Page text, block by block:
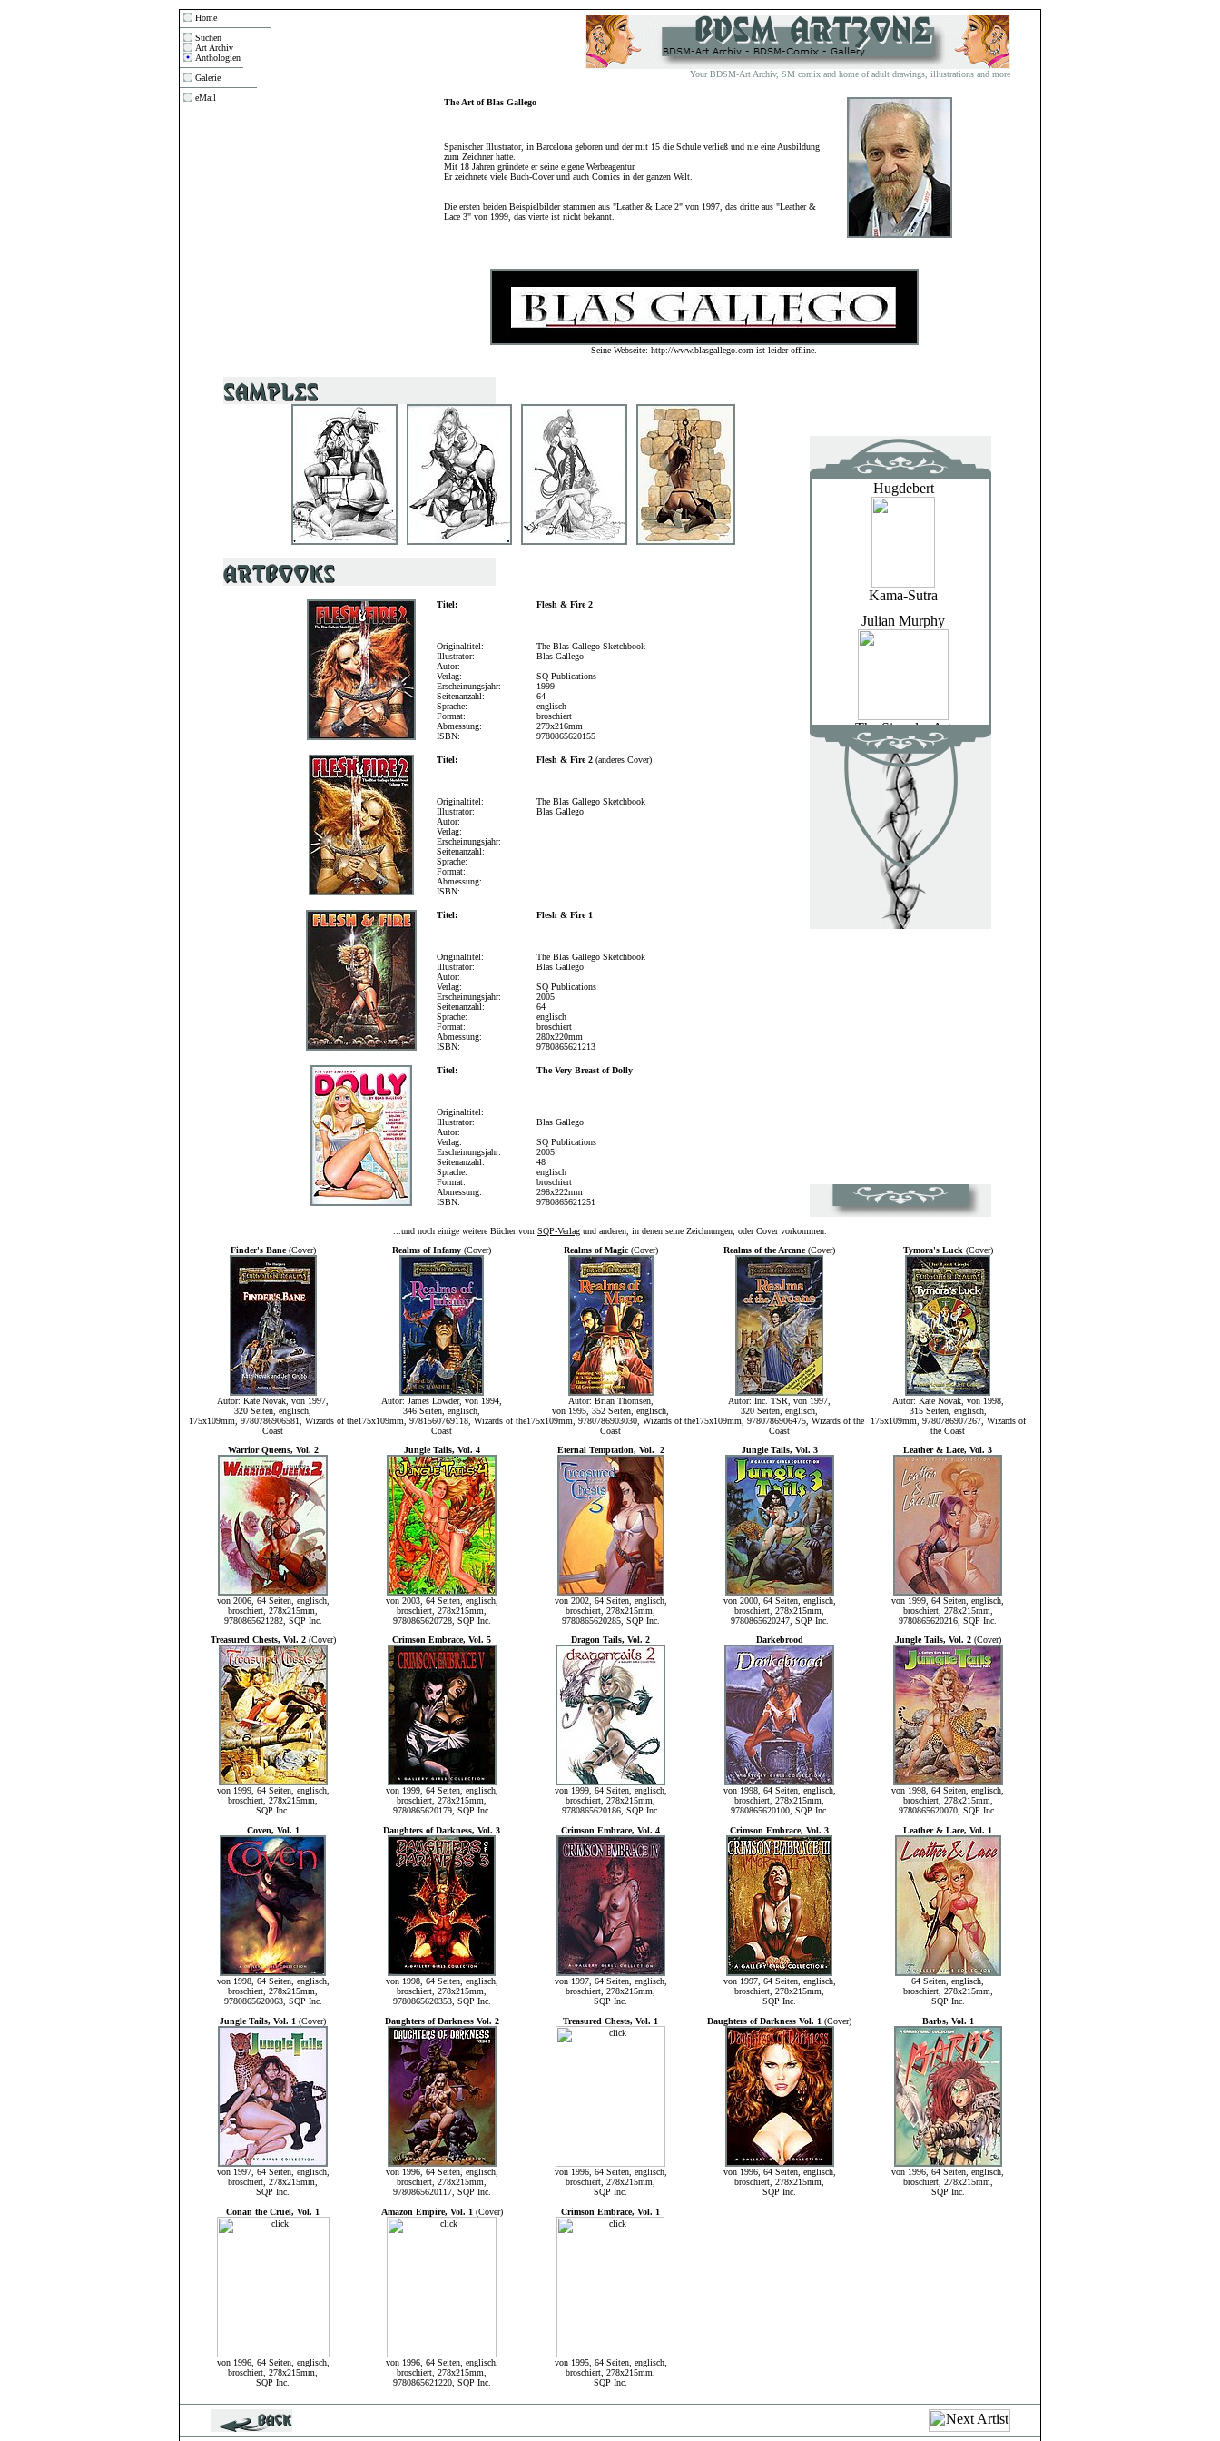
Home
Suchen
Art Archiv
Anthologien
Galerie
eMail
Your BDSM-Art Archiv, SM comix and home of adult drawings, illustrations and more
The Art of Blas Gallego
Spanischer Illustrator, in Barcelona geboren und der mit 15 die Schule verließ und nie eine Ausbildung
zum Zeichner hatte.
Mit 18 Jahren gründete er seine eigene Werbeagentur.
Er zeichnete viele Buch-Cover und auch Comics in der ganzen Welt.
Die ersten beiden Beispielbilder stammen aus "Leather & Lace 2" von 1997, das dritte aus "Leather &
Lace 3" von 1999, das vierte ist nicht bekannt.
Seine Webseite: http://www.blasgallego.com ist leider offline.
Titel: Flesh & Fire 2
Originaltitel:
Illustrator:
Autor:
Verlag:
Erscheinungsjahr:
Seitenanzahl:
Sprache:
Format:
Abmessung:
ISBN:
The Blas Gallego Sketchbook
Blas Gallego
SQ Publications
1999
64
englisch
broschiert
279x216mm
9780865620155
Titel: Flesh & Fire 2(anderes Cover)
Originaltitel:
Illustrator:
Autor:
Verlag:
Erscheinungsjahr:
Seitenanzahl:
Sprache:
Format:
Abmessung:
ISBN:
The Blas Gallego Sketchbook
Blas Gallego
Titel: Flesh & Fire 1
Originaltitel:
Illustrator:
Autor:
Verlag:
Erscheinungsjahr:
Seitenanzahl:
Sprache:
Format:
Abmessung:
ISBN:
The Blas Gallego Sketchbook
Blas Gallego
SQ Publications
2005
64
englisch
broschiert
280x220mm
9780865621213
Titel: The Very Breast of Dolly
Originaltitel:
Illustrator:
Autor:
Verlag:
Erscheinungsjahr:
Seitenanzahl:
Sprache:
Format:
Abmessung:
ISBN:
Blas Gallego
SQ Publications
2005
48
englisch
broschiert
298x222mm
9780865621251
...und noch einige weitere Bücher vom SQP-Verlag und anderen, in denen seine Zeichnungen, oder Cover vorkommen.
Finder's Bane(Cover) Realms of Infamy (Cover) Realms of Magic(Cover) Realms of the Arcane(Cover) Tymora's Luck (Cover)
Autor: Kate Novak, von 1997,
320 Seiten, englisch,
175x109mm, 9780786906581, Wizards of the
Coast
Autor: James Lowder, von 1994,
346 Seiten, englisch,
175x109mm, 9781560769118, Wizards of the
Coast
Autor: Brian Thomsen,
von 1995, 352 Seiten, englisch,
175x109mm, 9780786903030, Wizards of the
Coast
Autor: Inc. TSR, von 1997,
320 Seiten, englisch,
175x109mm, 9780786906475, Wizards of the
Coast
Autor: Kate Novak, von 1998,
315 Seiten, englisch,
175x109mm, 9780786907267, Wizards of
the Coast
Warrior Queens, Vol. 2
Jungle Tails, Vol. 4 Eternal Temptation, Vol. 2 Jungle Tails, Vol. 3 Leather & Lace, Vol. 3
von 2006, 64 Seiten, englisch,
broschiert, 278x215mm,
9780865621282, SQP Inc.
von 2003, 64 Seiten, englisch,
broschiert, 278x215mm,
9780865620728, SQP Inc.
von 2002, 64 Seiten, englisch,
broschiert, 278x215mm,
9780865620285, SQP Inc.
von 2000, 64 Seiten, englisch,
broschiert, 278x215mm,
9780865620247, SQP Inc.
von 1999, 64 Seiten, englisch,
broschiert, 278x215mm,
9780865620216, SQP Inc.
Treasured Chests, Vol. 2(Cover) Crimson Embrace, Vol. 5 Dragon Tails, Vol. 2 Darkebrood Jungle Tails, Vol. 2(Cover)
von 1999, 64 Seiten, englisch,
broschiert, 278x215mm,
SQP Inc.
von 1999, 64 Seiten, englisch,
broschiert, 278x215mm,
9780865620179, SQP Inc.
von 1999, 64 Seiten, englisch,
broschiert, 278x215mm,
9780865620186, SQP Inc.
von 1998, 64 Seiten, englisch,
broschiert, 278x215mm,
9780865620100, SQP Inc.
von 1998, 64 Seiten, englisch,
broschiert, 278x215mm,
9780865620070, SQP Inc.
Coven, Vol. 1
Daughters of Darkness, Vol. 3 Crimson Embrace, Vol. 4 Crimson Embrace, Vol. 3 Leather & Lace, Vol. 1
von 1998, 64 Seiten, englisch,
broschiert, 278x215mm,
9780865620063, SQP Inc.
von 1998, 64 Seiten, englisch,
broschiert, 278x215mm,
9780865620353, SQP Inc.
von 1997, 64 Seiten, englisch,
broschiert, 278x215mm,
SQP Inc.
von 1997, 64 Seiten, englisch,
broschiert, 278x215mm,
SQP Inc.
64 Seiten, englisch,
broschiert, 278x215mm,
SQP Inc.
Jungle Tails, Vol. 1 (Cover) Daughters of Darkness Vol. 2 Treasured Chests, Vol. 1 Daughters of Darkness Vol. 1 (Cover) Barbs, Vol. 1
von 1997, 64 Seiten, englisch,
broschiert, 278x215mm,
SQP Inc.
von 1996, 64 Seiten, englisch,
broschiert, 278x215mm,
9780865620117, SQP Inc.
von 1996, 64 Seiten, englisch,
broschiert, 278x215mm,
SQP Inc.
von 1996, 64 Seiten, englisch,
broschiert, 278x215mm,
SQP Inc.
von 1996, 64 Seiten, englisch,
broschiert, 278x215mm,
SQP Inc.
Conan the Cruel, Vol. 1
Amazon Empire, Vol. 1 (Cover) Crimson Embrace, Vol. 1
von 1996, 64 Seiten, englisch,
broschiert, 278x215mm,
SQP Inc.
von 1996, 64 Seiten, englisch,
broschiert, 278x215mm,
9780865621220, SQP Inc.
von 1995, 64 Seiten, englisch,
broschiert, 278x215mm,
SQP Inc.